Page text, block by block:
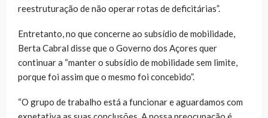
reestruturação de não operar rotas de deficitárias”.
Entretanto, no que concerne ao subsídio de mobilidade,
Berta Cabral disse que o Governo dos Açores quer
continuar a “manter o subsídio de mobilidade sem limite,
porque foi assim que o mesmo foi concebido”.
“O grupo de trabalho está a funcionar e aguardamos com